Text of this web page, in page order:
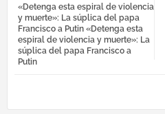
ebo
ok
tter
«Detenga esta espiral de violencia
y muerte»: La súplica del papa
Francisco a Putin «Detenga esta
espiral de violencia y muerte»: La
súplica del papa Francisco a
Putin